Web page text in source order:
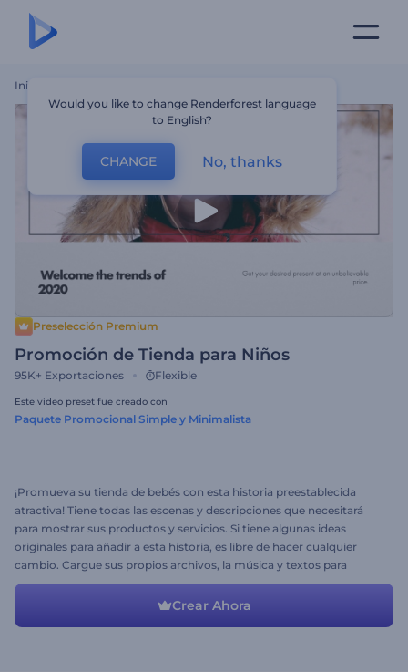
Inicio
Preselección Premium
Promoción de Tienda para Niños
95K+ Exportaciones Flexible
Este video preset fue creado con
Paquete Promocional Simple y Minimalista
¡Promueva su tienda de bebés con esta historia preestablecida
atractiva! Tiene todas las escenas y descripciones que necesitará
para mostrar sus productos y servicios. Si tiene algunas ideas
originales para añadir a esta historia, es libre de hacer cualquier
cambio. Cargue sus propios archivos, la música y textos para
obtener el resultado deseado.
Crear Ahora
Would you like to change Renderforest language
to English?
CHANGE No, thanks